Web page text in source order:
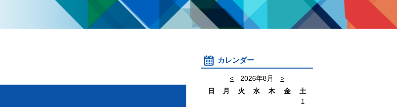
カレンダー
< 2026年8月
>
日
月 火 水 木 金
土
1